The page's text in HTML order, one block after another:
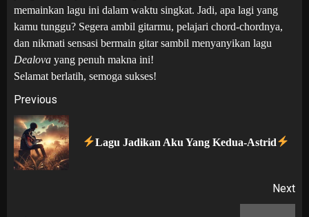
memainkan lagu ini dalam waktu singkat. Jadi, apa lagi yang
kamu tunggu? Segera ambil gitarmu, pelajari chord-chordnya,
dan nikmati sensasi bermain gitar sambil menyanyikan lagu
Dealova yang penuh makna ini!
Selamat berlatih, semoga sukses!
Post
navigation
Previous
Lagu Jadikan Aku Yang Kedua-Astrid
Next